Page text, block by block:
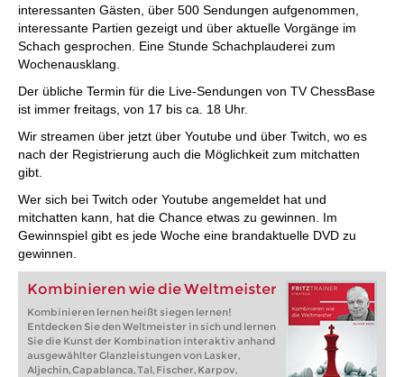
interessanten Gästen, über 500 Sendungen aufgenommen,
interessante Partien gezeigt und über aktuelle Vorgänge im
Schach gesprochen. Eine Stunde Schachplauderei zum
Wochenausklang.
Der übliche Termin für die Live-Sendungen von TV ChessBase
ist immer freitags, von 17 bis ca. 18 Uhr.
Wir streamen über jetzt über Youtube und über Twitch, wo es
nach der Registrierung auch die Möglichkeit zum mitchatten
gibt.
Wer sich bei Twitch oder Youtube angemeldet hat und
mitchatten kann, hat die Chance etwas zu gewinnen. Im
Gewinnspiel gibt es jede Woche eine brandaktuelle DVD zu
gewinnen.
Kombinieren wie die Weltmeister
Kombinieren lernen heißt siegen lernen!
Entdecken Sie den Weltmeister in sich und lernen
Sie die Kunst der Kombination interaktiv anhand
ausgewählter Glanzleistungen von Lasker,
Aljechin, Capablanca, Tal, Fischer, Karpov,